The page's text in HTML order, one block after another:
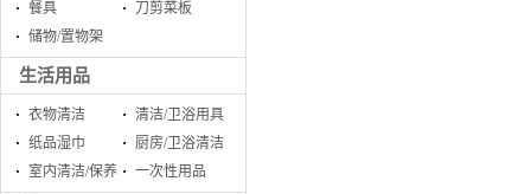
餐具
刀剪菜板
储物/置物架
生活用品
衣物清洁
清洁/卫浴用具
纸品湿巾
厨房/卫浴清洁
室内清洁/保养
一次性用品